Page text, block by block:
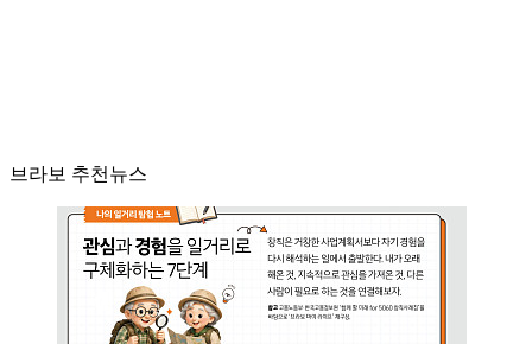
브라보 추천뉴스